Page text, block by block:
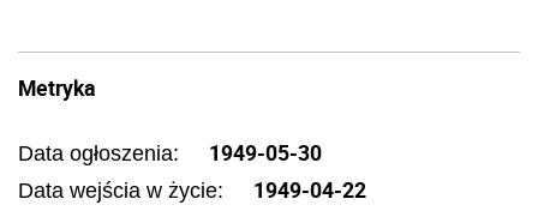
Metryka
Data ogłoszenia: 1949-05-30
Data wejścia w życie: 1949-04-22